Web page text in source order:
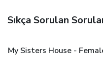
Sıkça Sorulan
My Sisters House -